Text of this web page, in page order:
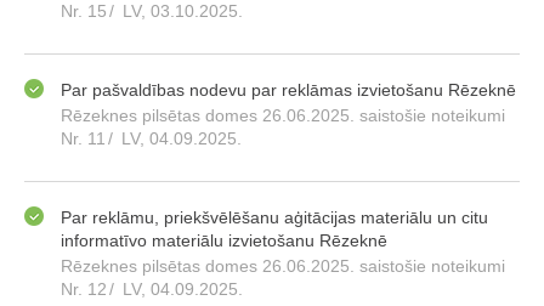
Nr. 15/ LV, 03.10.2025.
Par pašvaldības nodevu par reklāmas izvietošanu Rēzeknē
Rēzeknes pilsētas domes 26.06.2025. saistošie noteikumi
Nr. 11 / LV, 04.09.2025.
Par reklāmu, priekšvēlēšanu aģitācijas materiālu un citu
informatīvo materiālu izvietošanu Rēzeknē
Rēzeknes pilsētas domes 26.06.2025. saistošie noteikumi
Nr. 12/ LV, 04.09.2025.